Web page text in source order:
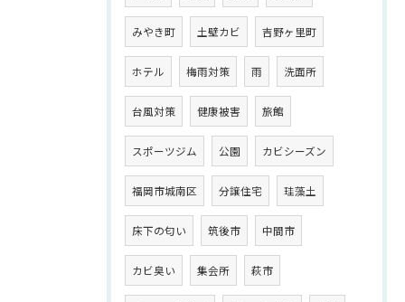
みやき町 土壁カビ 吉野ヶ里町
ホテル 梅雨対策 雨 洗面所
台風対策 健康被害 旅館
スポーツジム 公園 カビシーズン
福岡市城南区 分譲住宅 珪藻土
床下の匂い 筑後市 中間市
カビ臭い 集会所 萩市